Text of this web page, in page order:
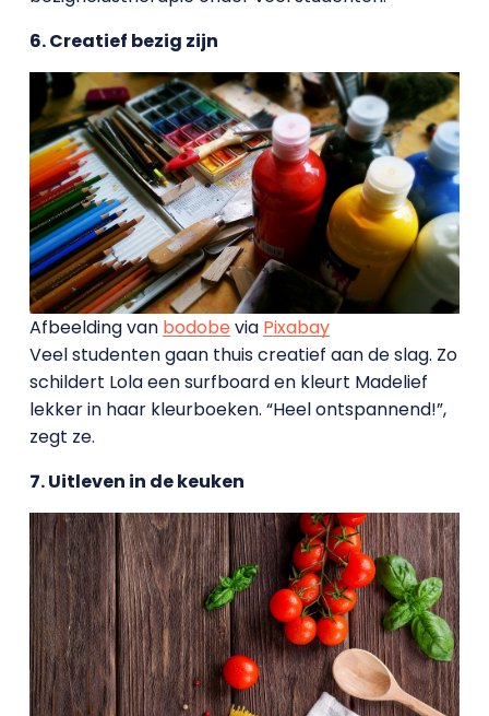
6. Creatief bezig zijn
Afbeelding van bodobevia Pixabay
Veel studenten gaan thuis creatief aan de slag. Zo
schildert Lola een surfboard en kleurt Madelief
lekker in haar kleurboeken. “Heel ontspannend!”,
zegt ze.
7. Uitleven in de keuken